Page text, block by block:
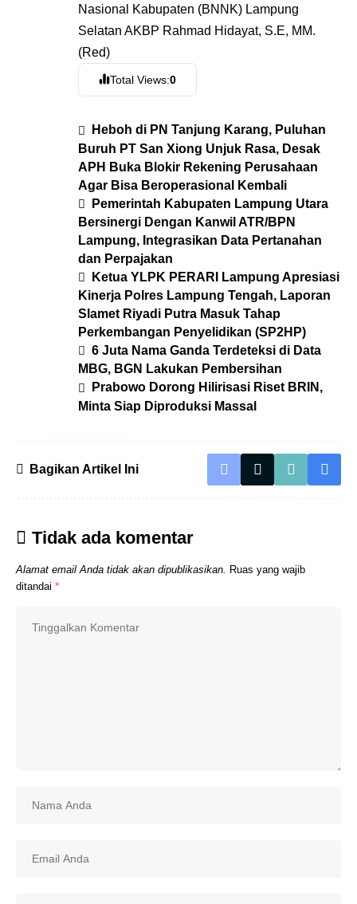
Nasional Kabupaten (BNNK) Lampung
Selatan AKBP Rahmad Hidayat, S.E, MM.
(Red)
Total Views:0
Heboh di PN Tanjung Karang, Puluhan
Buruh PT San Xiong Unjuk Rasa, Desak
APH Buka Blokir Rekening Perusahaan
Agar Bisa Beroperasional Kembali
Pemerintah Kabupaten Lampung Utara
Bersinergi Dengan Kanwil ATR/BPN
Lampung, Integrasikan Data Pertanahan
dan Perpajakan
Ketua YLPK PERARI Lampung Apresiasi
Kinerja Polres Lampung Tengah, Laporan
Slamet Riyadi Putra Masuk Tahap
Perkembangan Penyelidikan (SP2HP)
6 Juta Nama Ganda Terdeteksi di Data
MBG, BGN Lakukan Pembersihan
Prabowo Dorong Hilirisasi Riset BRIN,
Minta Siap Diproduksi Massal
Bagikan Artikel Ini
Tidak ada komentar
Alamat email Anda tidak akan dipublikasikan. Ruas yang wajib
ditandai *